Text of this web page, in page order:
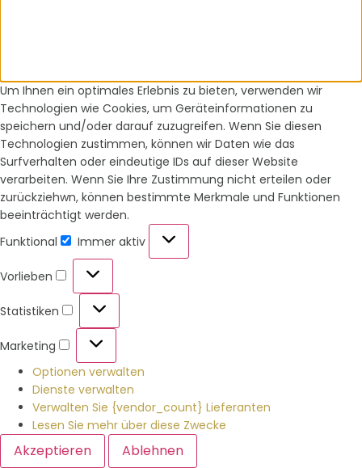
Um Ihnen ein optimales Erlebnis zu bieten, verwenden wir
Technologien wie Cookies, um Geräteinformationen zu
speichern und/oder darauf zuzugreifen. Wenn Sie diesen
Technologien zustimmen, können wir Daten wie das
Surfverhalten oder eindeutige IDs auf dieser Website
verarbeiten. Wenn Sie Ihre Zustimmung nicht erteilen oder
zurückziehwn, können bestimmte Merkmale und Funktionen
beeinträchtigt werden.
Funktional
Immer aktiv
Vorlieben
Statistiken
Marketing
Optionen verwalten
Dienste verwalten
Verwalten Sie {vendor_count} Lieferanten
Lesen Sie mehr über diese Zwecke
Akzeptieren
Ablehnen